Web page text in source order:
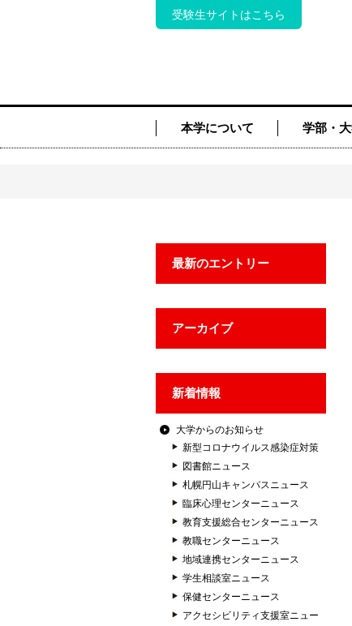
受験生サイトはこちら
本学について 学部・
最新のエントリー
アーカイブ
新着情報
大学からのお知らせ
新型コロナウイルス感染症対策
図書館ニュース
札幌円山キャンパスニュース
臨床心理センターニュース
教育支援総合センターニュース
教職センターニュース
地域連携センターニュース
学生相談室ニュース
保健センターニュース
アクセシビリティ支援室ニュー